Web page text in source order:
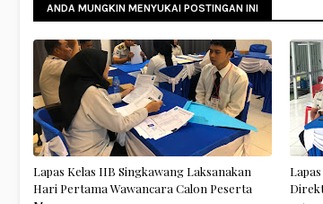
ANDA MUNGKIN MENYUKAI POSTINGAN INI
Lapas Kelas IIB Singkawang Laksanakan
Hari Pertama Wawancara Calon Peserta